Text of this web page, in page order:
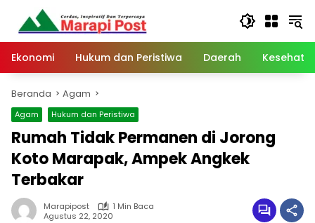
Langsung
konten
Ekonomi
Hukum dan Peristiwa Daerah
Beranda Agam
Agam Hukum dan Peristiwa
Rumah Tidak Permanen di Jorong
Koto Marapak, Ampek Angkek
Terbakar
Marapipost
1 Min Baca
Agustus 22, 2020